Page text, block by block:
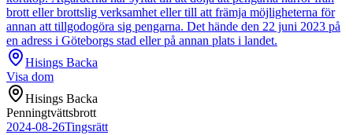
brott eller brottslig verksamhet eller till att främja möjligheterna för
annan att tillgodogöra sig pengarna. Det hände den 22 juni 2023 på
en adress i Göteborgs stad eller på annan plats i landet.
Hisings Backa
Visa dom
Hisings Backa
Penningtvättsbrott
2024-08-26Tingsrätt